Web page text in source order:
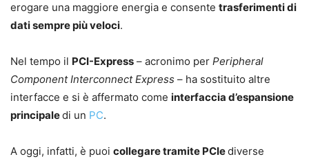
erogare una maggiore energia e consente trasferimenti di
dati sempre più veloci.
Nel tempo il PCI-Express – acronimo per Peripheral
Component Interconnect Express – ha sostituito altre
interfacce e si è affermato come interfaccia d’espansione
principaledi un PC.
A oggi, infatti, è puoi collegare tramite PCIediverse